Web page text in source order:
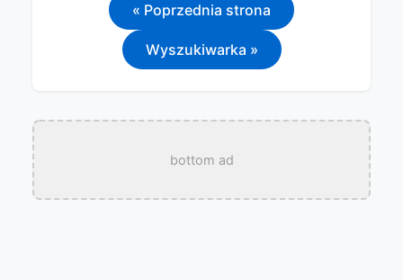
« Poprzednia strona
Wyszukiwarka »
bottom ad